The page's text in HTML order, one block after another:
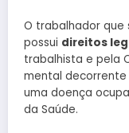
O trabalhador
possui direitos
trabalhista e pela
mental
uma doença
da Saúde.